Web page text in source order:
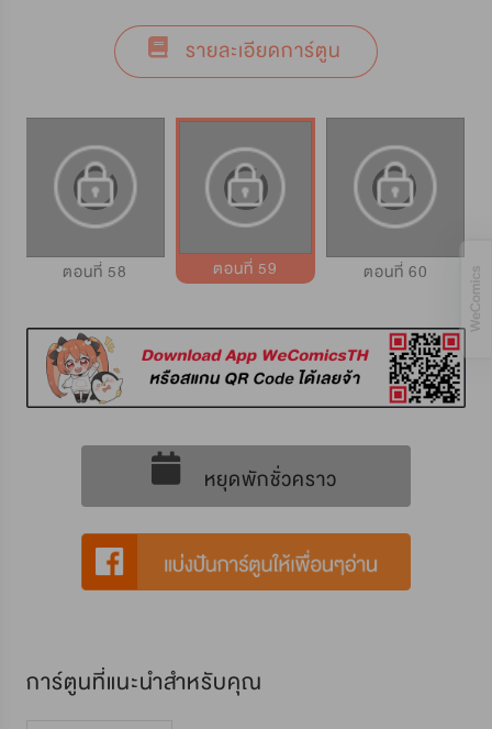
รายละเอียดการ์ตูน
ตอนที่ 58 ตอนที่ 59 ตอนที่ 60
หยุดพักชั่วคราว
การ์ตูนที่แนะนำสำหรับคุณ